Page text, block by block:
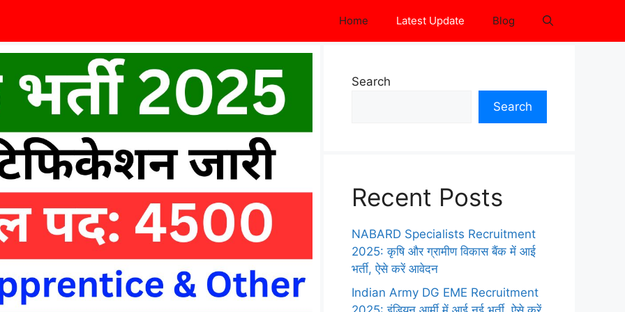
Home Latest Update Blog
Search
Search
Recent Posts
NABARD Specialists Recruitment
2025: कृषि और ग्रामीण विकास बैंक में आई
भर्ती, ऐसे करें आवेदन
Indian Army DG EME Recruitment